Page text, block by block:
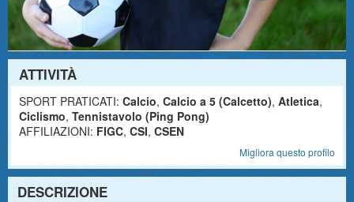
ATTIVITÀ
SPORT PRATICATI: Calcio, Calcio a 5 (Calcetto), Atletica,
Ciclismo, Tennistavolo (Ping Pong)
AFFILIAZIONI: FIGC, CSI, CSEN
Migliora questo profilo
DESCRIZIONE